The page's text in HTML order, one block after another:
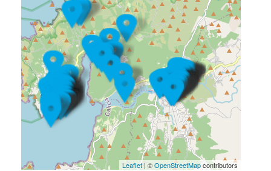
Leaflet| ©OpenStreetMapcontributors